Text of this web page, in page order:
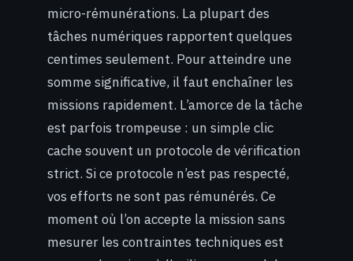
micro-rémunérations. La plupart des
tâches numériques rapportent quelques
centimes seulement. Pour atteindre une
somme significative, il faut enchaîner les
missions rapidement. L’amorce de la tâche
est parfois trompeuse : un simple clic
cache souvent un protocole de vérification
strict. Si ce protocole n’est pas respecté,
vos efforts ne sont pas rémunérés. Ce
moment où l’on accepte la mission sans
mesurer les contraintes techniques est